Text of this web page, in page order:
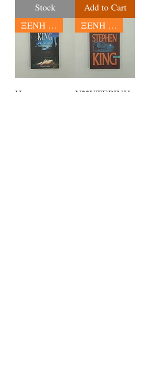
Stock
Add to Cart
ΞΕΝΗ ΛΟΓΟΤΕΧΝΙΑ
Η
ΞΕΝΗ ΛΟΓΟΤΕΧΝΙΑ
ΝΥΧΤΕΡΙΝΗ